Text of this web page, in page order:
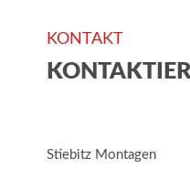
KONTAKT
Stiebitz Montagen